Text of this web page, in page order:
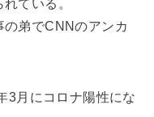
ている。
の弟でCNNのアンカ
3月にコロナ陽性にな